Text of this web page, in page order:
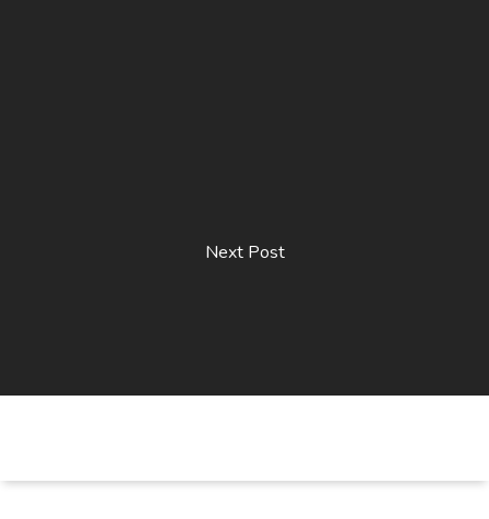
Next Post